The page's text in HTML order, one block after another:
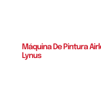
Máquina De Pintura
Lynus